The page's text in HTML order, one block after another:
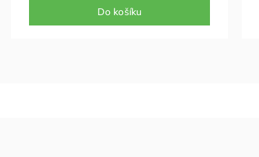
Do košíku